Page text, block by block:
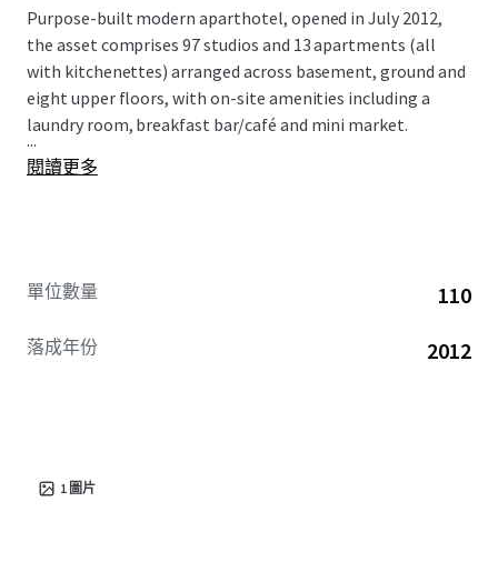
Purpose-built modern aparthotel, opened in July 2012,
the asset comprises 97 studios and 13 apartments (all
with kitchenettes) arranged across basement, ground and
eight upper floors, with on-site amenities including a
laundry room, breakfast bar/café and mini market.
...
閱讀更多
單位數量 110
落成年份 2012
1 圖片